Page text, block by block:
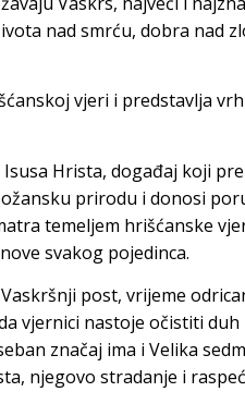
nad smrću, dobra nad
vjeri i predstavlja
Hrista, događaj koji
prirodu i donosi
temeljem hrišćanske
svakog pojedinca.
post, vrijeme
vjernici nastoje očistiti duh
značaj ima i Velika
njegovo stradanje i